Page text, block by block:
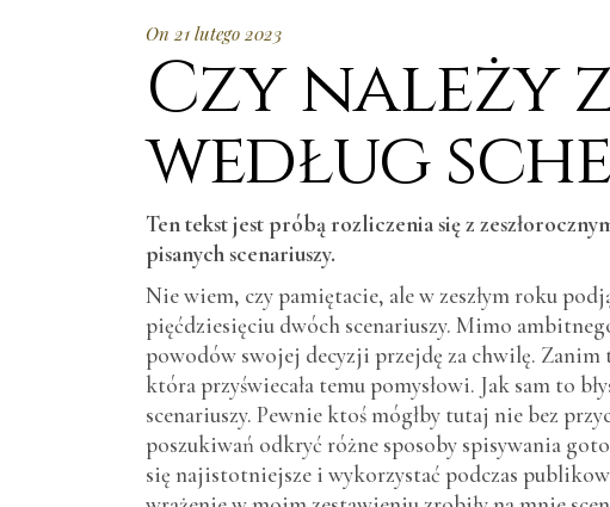
On 21 lutego 2023
Czy należy
według
Ten tekst jest próbą rozliczenia się z
pisanych scenariuszy.
Nie wiem, czy pamiętacie, ale w zeszłym roku
pięćdziesięciu dwóch scenariuszy. Mimo
powodów swojej decyzji przejdę za chwilę. Zanim
która przyświecała temu pomysłowi. Jak sam to
scenariuszy. Pewnie ktoś mógłby tutaj nie bez
poszukiwań odkryć różne sposoby spisywania
się najistotniejsze i wykorzystać podczas